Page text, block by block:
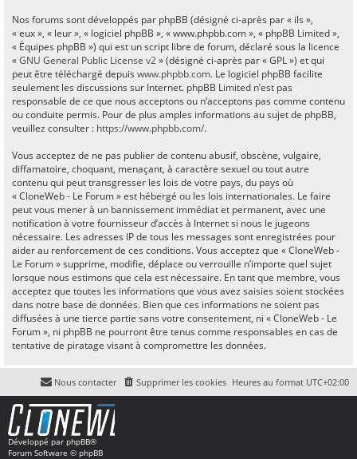
Nos forums sont développés par phpBB (désigné ci-après par « ils »,
« eux », « leur », « logiciel phpBB », « www.phpbb.com », « phpBB Limited »,
« Équipes phpBB ») qui est un script libre de forum, déclaré sous la licence
«GNU General Public License v2» (désigné ci-après par « GPL ») et qui
peut être téléchargé depuis www.phpbb.com. Le logiciel phpBB facilite
seulement les discussions sur Internet. phpBB Limited n’est pas
responsable de ce que nous acceptons ou n’acceptons pas comme contenu
ou conduite permis. Pour de plus amples informations au sujet de phpBB,
veuillez consulter : https://www.phpbb.com/.
Vous acceptez de ne pas publier de contenu abusif, obscène, vulgaire,
diffamatoire, choquant, menaçant, à caractère sexuel ou tout autre
contenu qui peut transgresser les lois de votre pays, du pays où
« CloneWeb - Le Forum » est hébergé ou les lois internationales. Le faire
peut vous mener à un bannissement immédiat et permanent, avec une
notification à votre fournisseur d’accès à Internet si nous le jugeons
nécessaire. Les adresses IP de tous les messages sont enregistrées pour
aider au renforcement de ces conditions. Vous acceptez que « CloneWeb -
Le Forum » supprime, modifie, déplace ou verrouille n’importe quel sujet
lorsque nous estimons que cela est nécessaire. En tant que membre, vous
acceptez que toutes les informations que vous avez saisies soient stockées
dans notre base de données. Bien que ces informations ne soient pas
diffusées à une tierce partie sans votre consentement, ni « CloneWeb - Le
Forum », ni phpBB ne pourront être tenus comme responsables en cas de
tentative de piratage visant à compromettre les données.
Heures au format UTC+02:00
Supprimer les cookies
Nous contacter
Développé par phpBB®
Forum Software © phpBB